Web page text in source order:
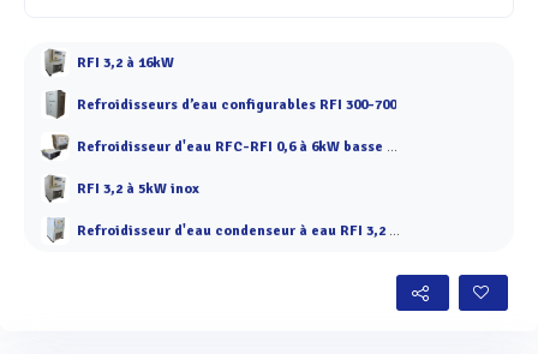
RFI 3,2 à 16kW
Refroidisseurs d’eau configurables RFI 300-700
Refroidisseur d'eau RFC-RFI 0,6 à 6kW basse température
RFI 3,2 à 5kW inox
Refroidisseur d'eau condenseur à eau RFI 3,2 à 9 kW